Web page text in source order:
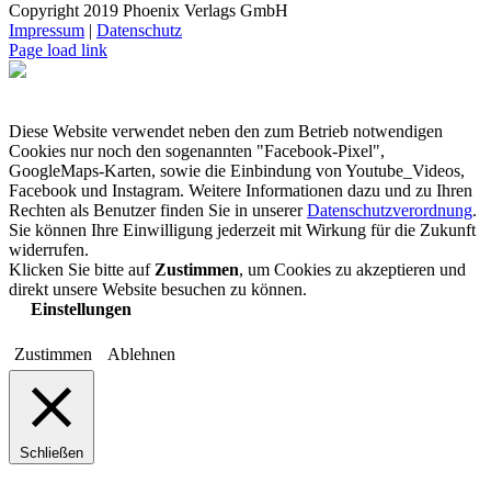
Copyright 2019 Phoenix Verlags GmbH
Impressum | Datenschutz
Page load link
Diese Website verwendet neben den zum Betrieb notwendigen
Cookies nur noch den sogenannten "Facebook-Pixel",
GoogleMaps-Karten, sowie die Einbindung von Youtube_Videos,
Facebook und Instagram. Weitere Informationen dazu und zu Ihren
Rechten als Benutzer finden Sie in unsererDatenschutzverordnung.
Sie können Ihre Einwilligung jederzeit mit Wirkung für die Zukunft
widerrufen.
Klicken Sie bitte auf Zustimmen, um Cookies zu akzeptieren und
direkt unsere Website besuchen zu können.
Einstellungen
Zustimmen Ablehnen
Schließen